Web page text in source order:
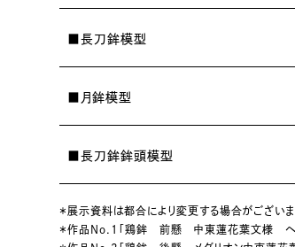
■長刀鉾模型
■月鉾模型
■長刀鉾鉾頭模型
＊展示資料は都合により変更する場合がございま
＊作品No.1「鶏鉾 前懸 中東蓮花葉文様 ヘラ